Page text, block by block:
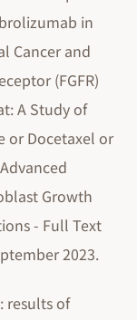
in
Cancer and
(FGFR)
A Study of
or Docetaxel or
Growth
- Full Text
2023.
results of